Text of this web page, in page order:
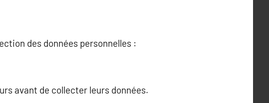
des données personnelles :
avant de collecter leurs données.